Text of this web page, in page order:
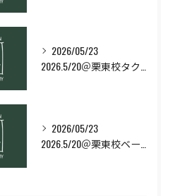
2026/05/23
2026/05/23